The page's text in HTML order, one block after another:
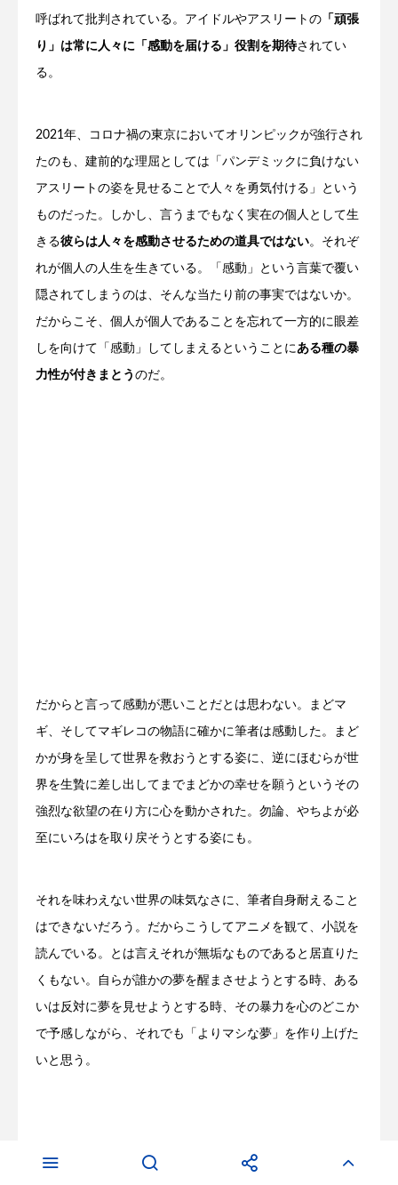
呼ばれて批判されている。アイドルやアスリートの 「頑張
り」は常に人々に「感動を届ける」役割を期待されてい
る。
2021年、コロナ禍の東京においてオリンピックが強行され
たのも、建前的な理屈としては「パンデミックに負けない
アスリートの姿を見せることで人々を勇気付ける」という
ものだった。しかし、言うまでもなく実在の個人として生
きる彼らは人々を感動させるための道具ではない。それぞ
れが個人の人生を生きている。「感動」という言葉で覆い
隠されてしまうのは、そんな当たり前の事実ではないか。
だからこそ、個人が個人であることを忘れて一方的に眼差
しを向けて「感動」してしまえるということにある種の暴
力性が付きまとう のだ。
だからと言って感動が悪いことだとは思わない。まどマ
ギ、そしてマギレコの物語に確かに筆者は感動した。まど
かが身を呈して世界を救おうとする姿に、逆にほむらが世
界を生贄に差し出してまでまどかの幸せを願うというその
強烈な欲望の在り方に心を動かされた。勿論、やちよが必
至にいろはを取り戻そうとする姿にも。
それを味わえない世界の味気なさに、筆者自身耐えること
はできないだろう。だからこうしてアニメを観て、小説を
読んでいる。とは言えそれが無垢なものであると居直りた
くもない。自らが誰かの夢を醒まさせようとする時、ある
いは反対に夢を見せようとする時、その暴力を心のどこか
で予感しながら、それでも「よりマシな夢」を作り上げた
いと思う。